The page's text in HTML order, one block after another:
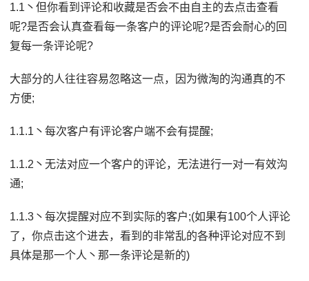
1.1丶但你看到评论和收藏是否会不由自主的去点击查看
呢?是否会认真查看每一条客户的评论呢?是否会耐心的回
复每一条评论呢?
大部分的人往往容易忽略这一点，因为微淘的沟通真的不
方便;
1.1.1丶每次客户有评论客户端不会有提醒;
1.1.2丶无法对应一个客户的评论，无法进行一对一有效沟
通;
1.1.3丶每次提醒对应不到实际的客户;(如果有100个人评论
了，你点击这个进去，看到的非常乱的各种评论对应不到
具体是那一个人丶那一条评论是新的)